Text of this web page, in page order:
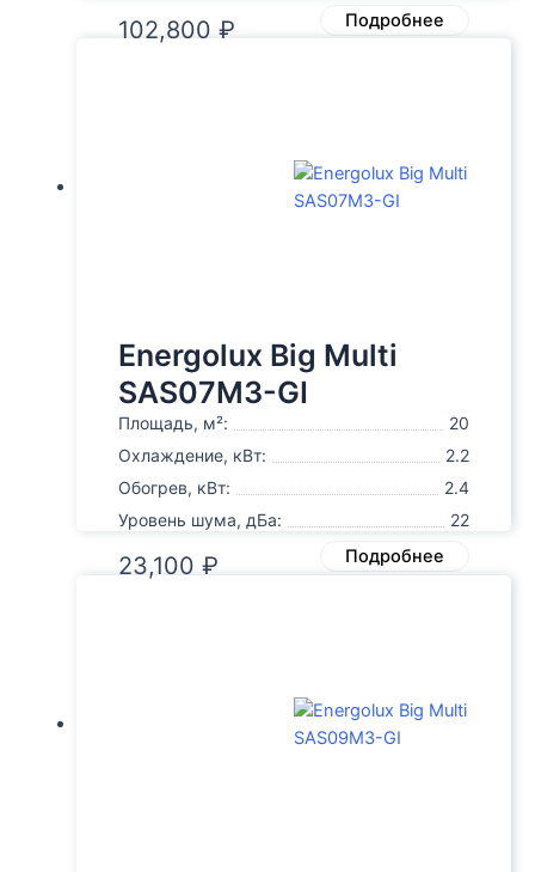
102,800 ₽ Подробнее
Energolux Big Multi
SAS07M3-GI
Площадь, м²:
20
Охлаждение, кВт:
2.2
Обогрев, кВт:
2.4
Уровень шума, дБа:
22
23,100 ₽ Подробнее